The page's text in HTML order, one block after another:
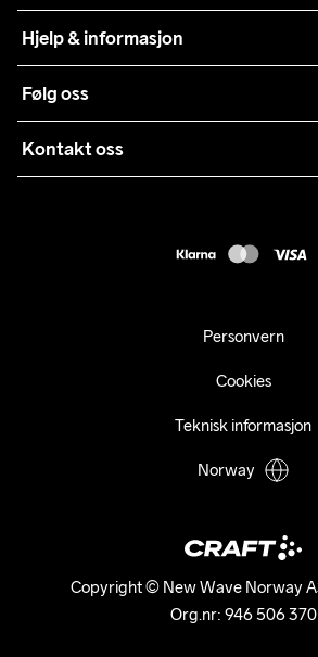
Teamwear
Bærekraft
Samarbeid
Hjelp & informasjon
Vilkår & Betingelser
Returer
Følg oss
Kontakt oss
Copyright © New Wave Norway
Org.nr: 946 506 370
Personvern
Cookies
Teknisk informasjon
Norway